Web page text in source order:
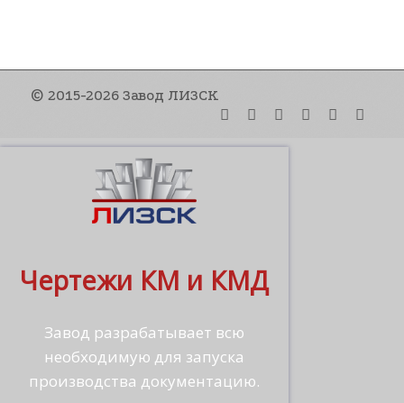
© 2015-2026 Завод ЛИЗСК
Чертежи КМ и КМД
Завод разрабатывает всю
необходимую для запуска
производства документацию.